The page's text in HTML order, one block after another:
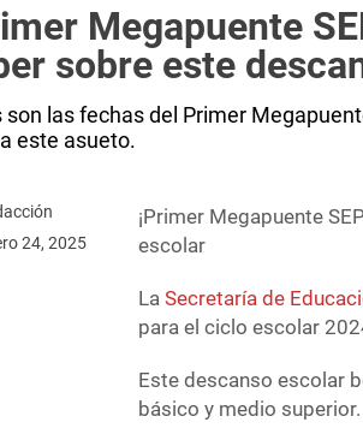
Megapuente
sobre este
son las fechas del Primer
este asueto.
24, 2025
¡Primer Megapuente
escolar
LaSecretaría de
para el ciclo escolar
Este descanso escolar
básico y medio superior.